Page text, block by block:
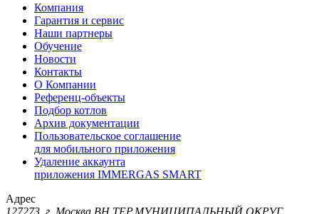
Компания
Гарантия и сервис
Наши партнеры
Обучение
Новости
Контакты
О Компании
Референц-объекты
Подбор котлов
Архив документации
Пользовательское соглашение
для мобильного приложения
Удаление аккаунта
приложения IMMERGAS SMART
Адрес
127273, г. Москва ВН.ТЕР.МУНИЦИПАЛЬНЫЙ ОКРУГ